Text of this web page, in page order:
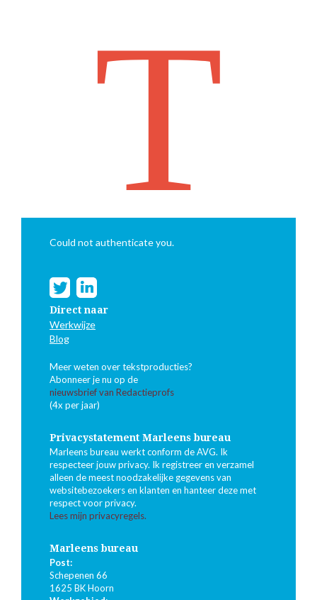
T
Could not authenticate you.
Direct naar
Werkwijze
Blog
Meer weten over tekstproducties?
Abonneer je nu op de
nieuwsbrief van Redactieprofs
(4x per jaar)
Privacystatement Marleens bureau
Marleens bureau werkt conform de AVG. Ik
respecteer jouw privacy. Ik registreer en verzamel
alleen de meest noodzakelijke gegevens van
websitebezoekers en klanten en hanteer deze met
respect voor privacy.
Lees mijn privacyregels.
Marleens bureau
Post:
Schepenen 66
1625 BK Hoorn